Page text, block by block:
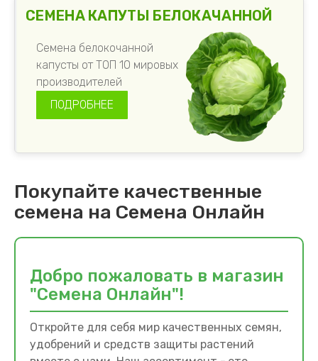
СЕМЕНА КАПУТЫ БЕЛОКАЧАННОЙ
Семена белокочанной
капусты от ТОП 10 мировых
производителей
ПОДРОБНЕЕ
Покупайте качественные
семена на Семена Онлайн
Добро пожаловать в магазин
"Семена Онлайн"!
Откройте для себя мир качественных семян,
удобрений и средств защиты растений